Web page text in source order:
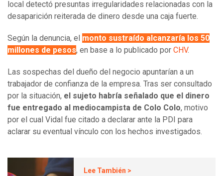
local detectó presuntas irregularidades relacionadas con la
desaparición reiterada de dinero desde una caja fuerte.
Según la denuncia, el monto sustraído alcanzaría los 50
millones de pesos, en base a lo publicado por CHV.
Las sospechas del dueño del negocio apuntarían a un
trabajador de confianza de la empresa. Tras ser consultado
por la situación, el sujeto habría señalado que el dinero
fue entregado al mediocampista de Colo Colo, motivo
por el cual Vidal fue citado a declarar ante la PDI para
aclarar su eventual vínculo con los hechos investigados.
Lee También >